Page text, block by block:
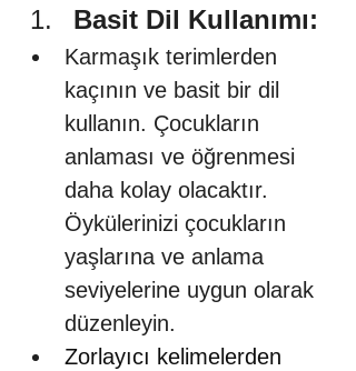
Basit Dil Kullanımı:
Karmaşık terimlerden
kaçının ve basit bir dil
kullanın. Çocukların
anlaması ve öğrenmesi
daha kolay olacaktır.
Öykülerinizi çocukların
yaşlarına ve anlama
seviyelerine uygun olarak
düzenleyin.
Zorlayıcı kelimelerden